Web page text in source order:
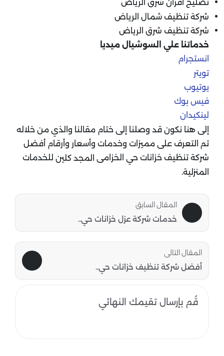
تصليح افران شرق الرياض
شركة تنظيف شمال الرياض
شركة تنظيف شرق الرياض
خدماتنا علي السوشيال ميديا
انستجرام
تويتر
يوتيوب
فيس بوك
لينكيدان
إلى هنا نكون قد وصلنا إلى ختام مقالنا والذي من خلاله
تم التعرف على مميزات وخدمات وأسعار وأرقام أفضل
شركة تنظيف خزانات حي الخزامى المجد كلين للخدمات
المنزلية.
المقال السابق
خدمات شركة عزل خزانات حي..
المقال التالى
أفضل شركة تنظيف خزانات حي..
قُم بإرسال تقيمك النهائي